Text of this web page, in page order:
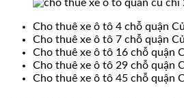
Cho thuê xe ô tô 4 chỗ quận
Cho thuê xe ô tô 7 chỗ quận
Cho thuê xe ô tô 16 chỗ quận
Cho thuê xe ô tô 29 chỗ quận
Cho thuê xe ô tô 45 chỗ quận